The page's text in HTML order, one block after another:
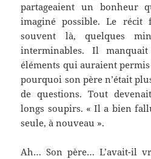
partageaient un bonheur
imaginé possible. Le récit
souvent là, quelques
interminables. Il
éléments qui auraient
pourquoi son père n’était
de questions. Tout
longs soupirs. « Il a bien
seule, à nouveau ».
Ah… Son père… L’avait-il